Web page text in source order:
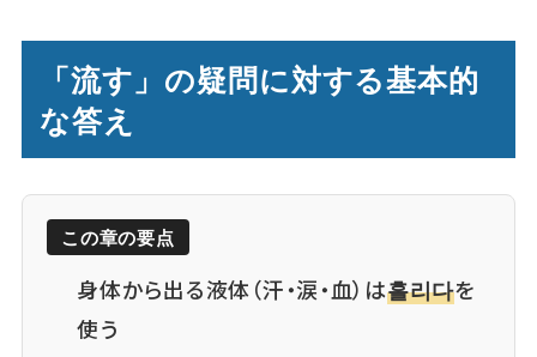
「流す」の疑問に対する基本的
な答え
この章の要点
身体から出る液体（汗・涙・血）は흘리다を
使う